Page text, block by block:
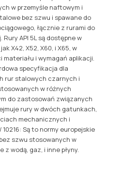
w przemyśle naftowym i
bez szwu i spawane do
łącznie z rurami do
Rury API 5L są dostępne w
X42, X52, X60, i X65, w
i wymagań aplikacji.
specyfikacja dla
rur stalowych czarnych i
w różnych
do zastosowań związanych
rury w dwóch gatunkach,
mechanicznych i
Są to normy europejskie
szwu stosowanych w
wodą, gaz, i inne płyny.